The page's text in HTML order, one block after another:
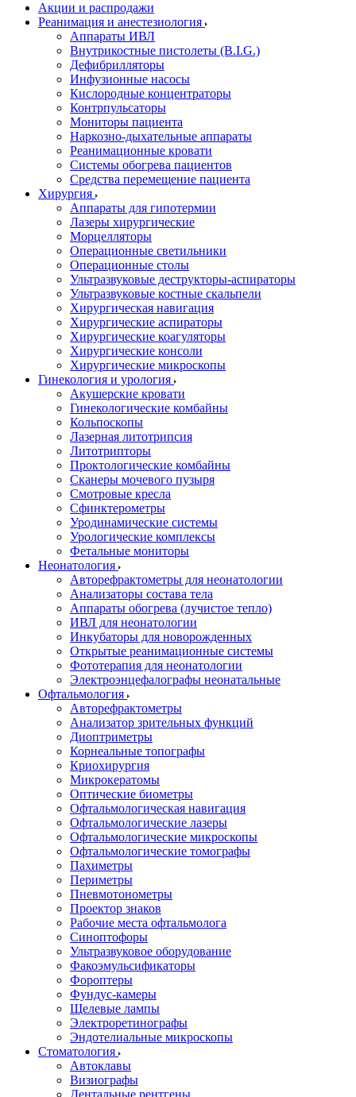
Акции и распродажи
Реанимация и анестезиология
Аппараты ИВЛ
Внутрикостные пистолеты (B.I.G.)
Дефибрилляторы
Инфузионные насосы
Кислородные концентраторы
Контрпульсаторы
Мониторы пациента
Наркозно-дыхательные аппараты
Реанимационные кровати
Системы обогрева пациентов
Средства перемещение пациента
Хирургия
Аппараты для гипотермии
Лазеры хирургические
Морцелляторы
Операционные светильники
Операционные столы
Ультразвуковые деструкторы-аспираторы
Ультразвуковые костные скальпели
Хирургическая навигация
Хирургические аспираторы
Хирургические коагуляторы
Хирургические консоли
Хирургические микроскопы
Гинекология и урология
Акушерские кровати
Гинекологические комбайны
Кольпоскопы
Лазерная литотрипсия
Литотрипторы
Проктологические комбайны
Сканеры мочевого пузыря
Смотровые кресла
Сфинктерометры
Уродинамические системы
Урологические комплексы
Фетальные мониторы
Неонатология
Авторефрактометры для неонатологии
Анализаторы состава тела
Аппараты обогрева (лучистое тепло)
ИВЛ для неонатологии
Инкубаторы для новорожденных
Открытые реанимационные системы
Фототерапия для неонатологии
Электроэнцефалографы неонатальные
Офтальмология
Авторефрактометры
Анализатор зрительных функций
Диоптриметры
Корнеальные топографы
Криохирургия
Микрокератомы
Оптические биометры
Офтальмологическая навигация
Офтальмологические лазеры
Офтальмологические микроскопы
Офтальмологические томографы
Пахиметры
Периметры
Пневмотонометры
Проектор знаков
Рабочие места офтальмолога
Синоптофоры
Ультразвуковое оборудование
Факоэмульсификаторы
Фороптеры
Фундус-камеры
Щелевые лампы
Электроретинографы
Эндотелиальные микроскопы
Стоматология
Автоклавы
Визиографы
Дентальные рентгены